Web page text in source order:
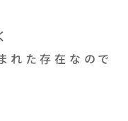
れた存在なので